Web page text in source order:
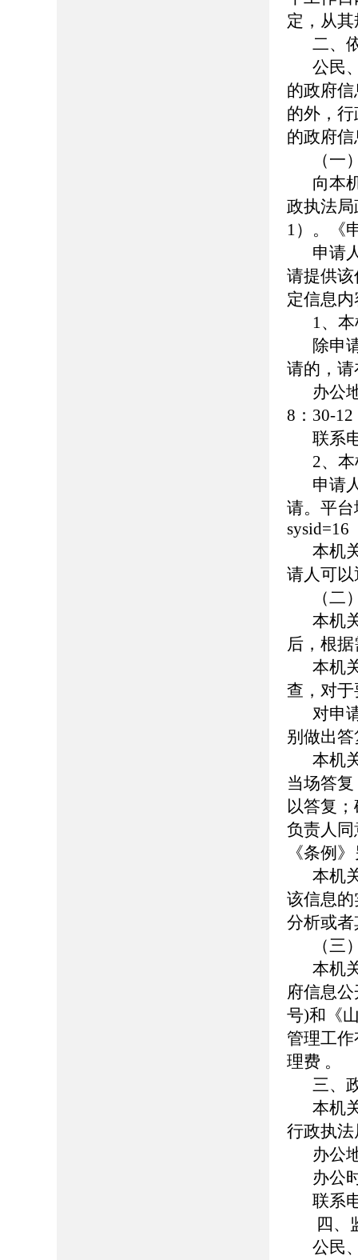
定，从
二、
公民
的政府
的外，
的政府
（一
向本
政执法
1）。《
申请
请提供
定信息
1、
除申
请的，
办公
8：30-
联
2、
申请
请。平台
sysid=16
本机
请人可
（二
本机
后，根
本机
查，对
对申
别做出
本机
当场答
以答复
负责人
《条例
本机
该信息
分析或
（三
本机
府信息
号)和《
管理工
理费 。
三、
本机
行政执
办公
办公
联系
四、
公民